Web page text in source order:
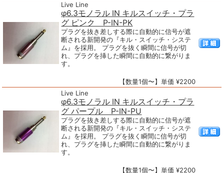
Live Line
φ6.3モノラル IN キルスイッチ・プラ
グ ピンク P-IN-PK
プラグを抜き差しする際に自動的に信号が遮
断される新開発の『キル・スイッチ・システ
ム』を採用。 プラグを抜く瞬間に信号が切
れ、プラグを挿した瞬間に自動的に繋がりま
す。
【数量1個〜】単価 ¥2200
Live Line
φ6.3モノラル IN キルスイッチ・プラ
グ パープル P-IN-PU
プラグを抜き差しする際に自動的に信号が遮
断される新開発の『キル・スイッチ・システ
ム』を採用。 プラグを抜く瞬間に信号が切
れ、プラグを挿した瞬間に自動的に繋がりま
す。
【数量1個〜】単価 ¥2200